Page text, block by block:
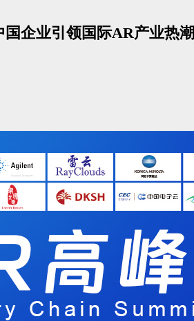
企业引领国际AR产业热潮